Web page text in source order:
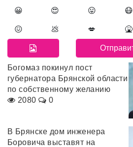
😀 😍 😛 😷
😖 💩 💋 🤮
Богомаз покинул пост
губернатора Брянской области
по собственному желанию
2080
0
В Брянске дом инженера
Боровича выставят на